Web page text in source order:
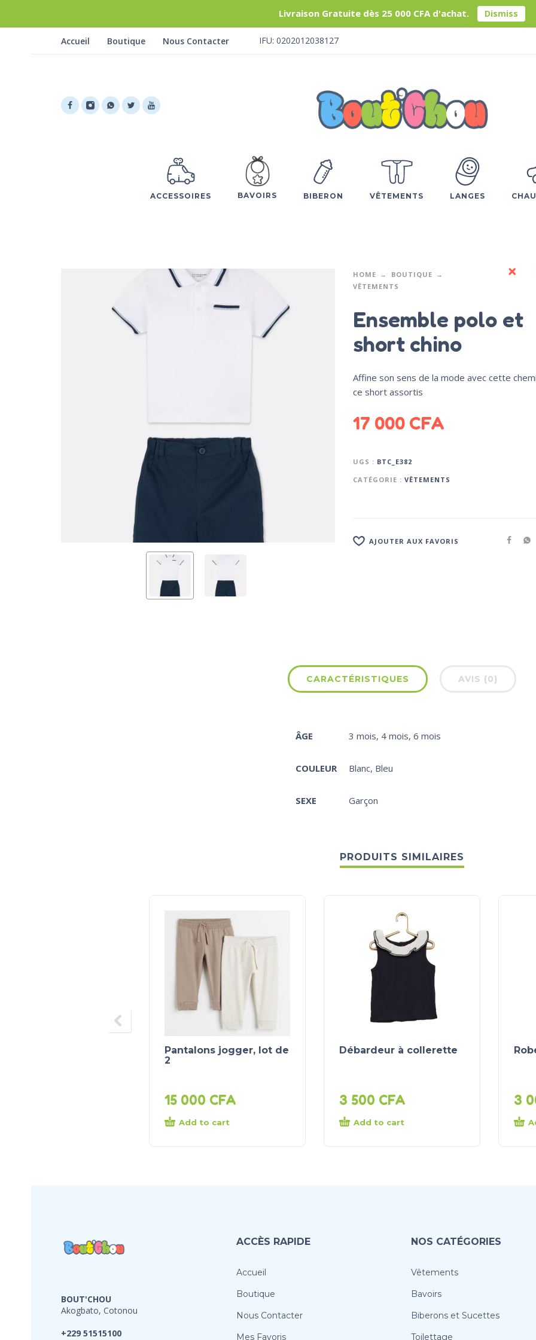
Livraison Gratuite dès 25 000 CFA d'achat. Dismiss
Accueil Boutique Nous Contacter IFU: 0202012038127
ACCESSOIRES BAVOIRS BIBERON VÊTEMENTS LANGES
HOME
BOUTIQUE
VÊTEMENTS
Ensemble polo et
short chino
Affine son sens de la mode avec cette
ce short assortis
17 000 CFA
UGS : BTC_E382
CATÉGORIE : VÊTEMENTS
AJOUTER AUX FAVORIS
CARACTÉRISTIQUES AVIS (0)
ÂGE 3 mois, 4 mois, 6 mois
COULEUR Blanc, Bleu
SEXE Garçon
PRODUITS SIMILAIRES
Pantalons jogger, lot de
2
15 000 CFA
Add to cart
Débardeur à collerette
3 500 CFA
Add to cart
3
BOUT'CHOU
Akogbato, Cotonou
+229 51515100
ACCÈS RAPIDE
Accueil
Boutique
Nous Contacter
Mes Favoris
NOS CATÉGORIES
Vêtements
Bavoirs
Biberons et Sucettes
Toilettage